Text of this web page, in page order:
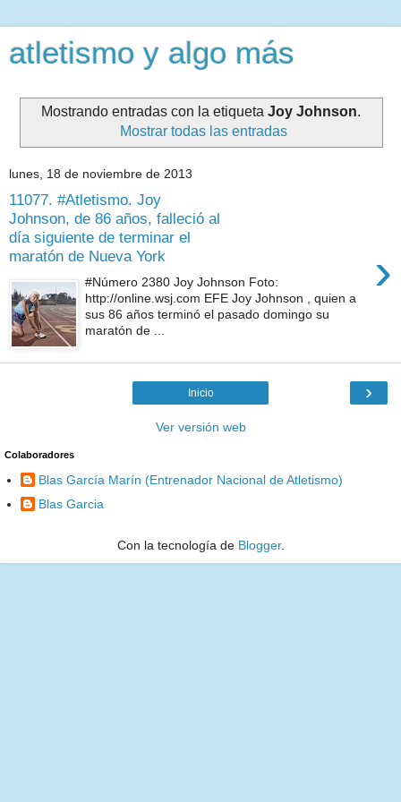
atletismo y algo más
Mostrando entradas con la etiqueta Joy Johnson.
Mostrar todas las entradas
lunes, 18 de noviembre de 2013
11077. #Atletismo. Joy
Johnson, de 86 años, falleció al
día siguiente de terminar el
maratón de Nueva York
›
#Número 2380 Joy Johnson Foto:
http://online.wsj.com EFE Joy Johnson , quien a
sus 86 años terminó el pasado domingo su
maratón de ...
›
Inicio
Ver versión web
Colaboradores
Blas García Marín (Entrenador Nacional de Atletismo)
Blas Garcia
Con la tecnología de Blogger.